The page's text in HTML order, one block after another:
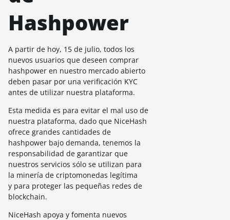
Hashpower
A partir de hoy, 15 de julio, todos los
nuevos usuarios que deseen comprar
hashpower en nuestro mercado abierto
deben pasar por una verificación KYC
antes de utilizar nuestra plataforma.
Esta medida es para evitar el mal uso de
nuestra plataforma, dado que NiceHash
ofrece grandes cantidades de
hashpower bajo demanda, tenemos la
responsabilidad de garantizar que
nuestros servicios sólo se utilizan para
la minería de criptomonedas legítima
y para proteger las pequeñas redes de
blockchain.
NiceHash apoya y fomenta nuevos